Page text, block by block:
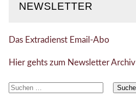
NEWSLETTER
Das Extradienst Email-Abo
Hier gehts zum Newsletter Archiv
Suchen